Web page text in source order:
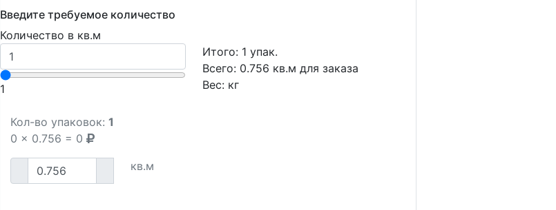
Введите требуемое количество
Количество в кв.м
1
Итого: 1 упак.
Всего: 0.756 кв.м для заказа
Вес: кг
Кол-во упаковок: 1
0 x 0.756 = 0
кв.м